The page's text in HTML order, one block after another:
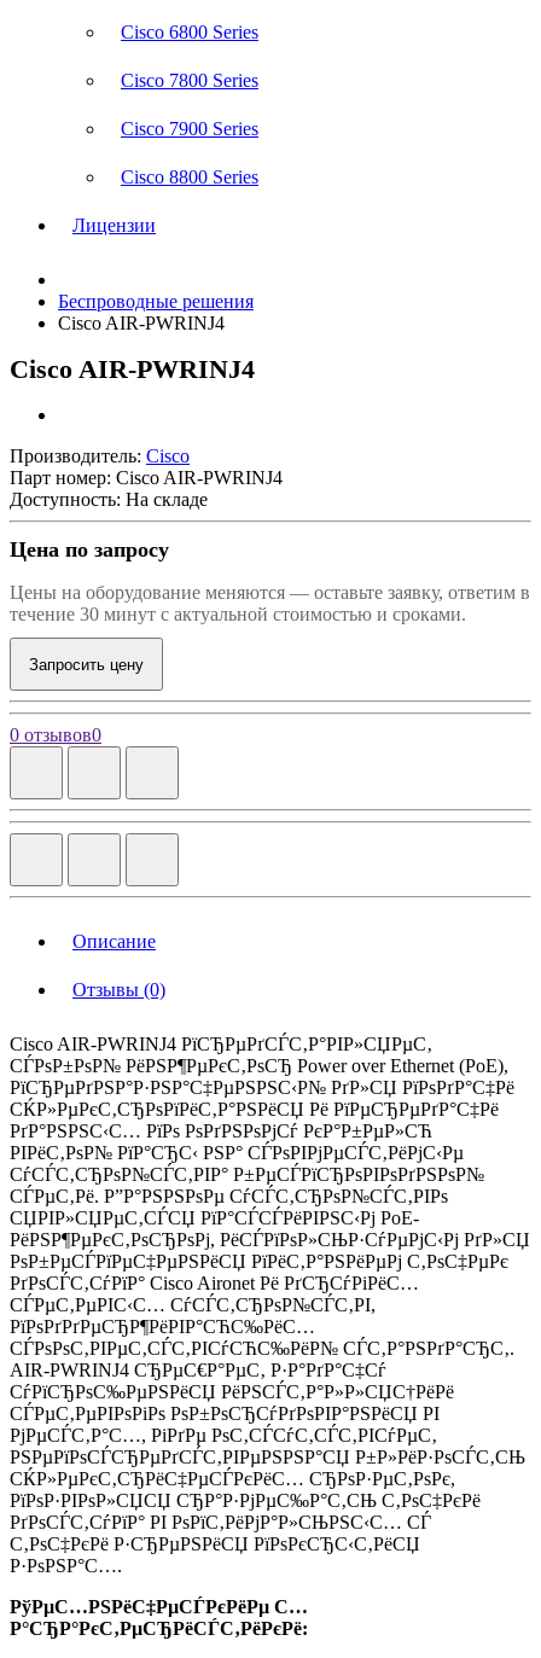
Cisco 6800 Series
Cisco 7800 Series
Cisco 7900 Series
Cisco 8800 Series
Лицензии
Беспроводные решения
Cisco AIR-PWRINJ4
Cisco AIR-PWRINJ4
Производитель: Cisco
Парт номер: Cisco AIR-PWRINJ4
Доступность: На складе
Цена по запросу
Цены на оборудование меняются — оставьте заявку, ответим в
течение 30 минут с актуальной стоимостью и сроками.
Запросить цену
0 отзывов0
Описание
Отзывы (0)
Cisco AIR-PWRINJ4 РїСЂРµРґСЃС‚Р°РІР»СЏРµС‚
СЃРѕР±РѕР№ РёРЅР¶РµРєС‚РѕСЂ Power over Ethernet (PoE),
РїСЂРµРґРЅР°Р·РЅР°С‡РµРЅРЅС‹Р№ РґР»СЏ РїРѕРґР°С‡Рё
СЌР»РµРєС‚СЂРѕРїРёС‚Р°РЅРёСЏ Рё РїРµСЂРµРґР°С‡Рё
РґР°РЅРЅС‹С… РїРѕ РѕРґРЅРѕРјСѓ РєР°Р±РµР»СЋ
РІРёС‚РѕР№ РїР°СЂС‹ РЅР° СЃРѕРІРјРµСЃС‚РёРјС‹Рµ
СѓСЃС‚СЂРѕР№СЃС‚РІР° Р±РµСЃРїСЂРѕРІРѕРґРЅРѕР№
СЃРµС‚Рё. Р”Р°РЅРЅРѕРµ СѓСЃС‚СЂРѕР№СЃС‚РІРѕ
СЏРІР»СЏРµС‚СЃСЏ РїР°СЃСЃРёРІРЅС‹Рј PoE-
РёРЅР¶РµРєС‚РѕСЂРѕРј, РёСЃРїРѕР»СЊР·СѓРµРјС‹Рј РґР»СЏ
РѕР±РµСЃРїРµС‡РµРЅРёСЏ РїРёС‚Р°РЅРёРµРј С‚РѕС‡РµРє
РґРѕСЃС‚СѓРїР° Cisco Aironet Рё РґСЂСѓРіРёС…
СЃРµС‚РµРІС‹С… СѓСЃС‚СЂРѕР№СЃС‚РІ,
РїРѕРґРґРµСЂР¶РёРІР°СЋС‰РёС…
СЃРѕРѕС‚РІРµС‚СЃС‚РІСѓСЋС‰РёР№ СЃС‚Р°РЅРґР°СЂС‚.
AIR-PWRINJ4 СЂРµС€Р°РµС‚ Р·Р°РґР°С‡Сѓ
СѓРїСЂРѕС‰РµРЅРёСЏ РёРЅСЃС‚Р°Р»Р»СЏС†РёРё
СЃРµС‚РµРІРѕРіРѕ РѕР±РѕСЂСѓРґРѕРІР°РЅРёСЏ РІ
РјРµСЃС‚Р°С…, РіРґРµ РѕС‚СЃСѓС‚СЃС‚РІСѓРµС‚
РЅРµРїРѕСЃСЂРµРґСЃС‚РІРµРЅРЅР°СЏ Р±Р»РёР·РѕСЃС‚СЊ
СЌР»РµРєС‚СЂРёС‡РµСЃРєРёС… СЂРѕР·РµС‚РѕРє,
РїРѕР·РІРѕР»СЏСЏ СЂР°Р·РјРµС‰Р°С‚СЊ С‚РѕС‡РєРё
РґРѕСЃС‚СѓРїР° РІ РѕРїС‚РёРјР°Р»СЊРЅС‹С… СЃ
С‚РѕС‡РєРё Р·СЂРµРЅРёСЏ РїРѕРєСЂС‹С‚РёСЏ
Р·РѕРЅР°С….
РўРµС…РЅРёС‡РµСЃРєРёРµ С…
Р°СЂР°РєС‚РµСЂРёСЃС‚РёРєРё: